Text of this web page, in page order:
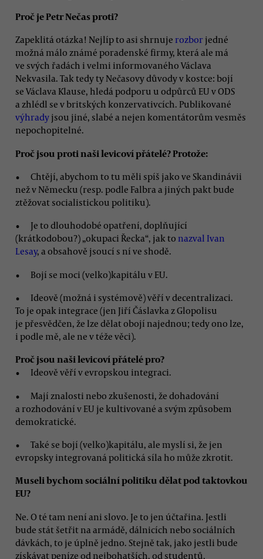
Proč je Petr Nečas proti?
Zapeklitá otázka! Nejlíp to asi shrnuje rozbor jedné
možná málo známé poradenské firmy, která ale má
ve svých řadách i velmi informovaného Václava
Nekvasila. Tak tedy ty Nečasovy důvody v kostce: bojí
se Václava Klause, hledá podporu u odpůrců EU v ODS
a zhlédl se v britských konzervativcích. Publikované
výhrady jsou jiné, slabé a nejen komentátorům vesměs
nepochopitelné.
Proč jsou proti naši levicoví přátelé? Protože:
Chtějí, abychom to tu měli spíš jako ve Skandinávii
než v Německu (resp. podle Falbra a jiných pakt bude
ztěžovat socialistickou politiku).
Je to dlouhodobé opatření, doplňující
(krátkodobou?) „okupaci Řecka“, jak to nazval Ivan
Lesay, a obsahově jsoucí s ní ve shodě.
Bojí se moci (velko)kapitálu v EU.
Ideově (možná i systémově) věří v decentralizaci.
To je opak integrace (jen Jiří Čáslavka z Glopolisu
je přesvědčen, že lze dělat obojí najednou; tedy ono lze,
i podle mě, ale ne v téže věci).
Proč jsou naši levicoví přátelé pro?
Ideově věří v evropskou integraci.
Mají znalosti nebo zkušenosti, že dohadování
a rozhodování v EU je kultivované a svým způsobem
demokratické.
Také se bojí (velko)kapitálu, ale myslí si, že jen
evropsky integrovaná politická síla ho může zkrotit.
Museli bychom sociální politiku dělat pod taktovkou
EU?
Ne. O té tam není ani slovo. Je to jen účtařina. Jestli
bude stát šetřit na armádě, dálnicích nebo sociálních
dávkách, to je úplně jedno. Stejně tak, jako jestli bude
získávat peníze od nejbohatších, od studentů,